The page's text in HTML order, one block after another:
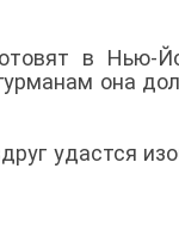
в Нью-
она
удастся